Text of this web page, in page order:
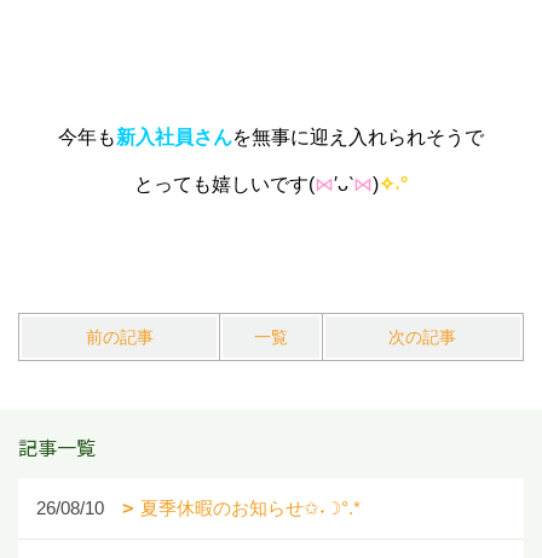
今年も新入社員さんを無事に迎え入れられそうで
とっても嬉しいです(⋈′ᴗ‵⋈)✧˖°
前の記事 一覧 次の記事
記事一覧
26/08/10 夏季休暇のお知らせ✩˖☽°.*